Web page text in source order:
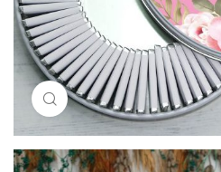
Resimi büyütmek için tıklayın